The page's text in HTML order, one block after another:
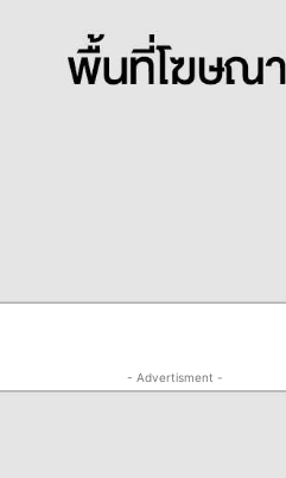
- Advertisment -